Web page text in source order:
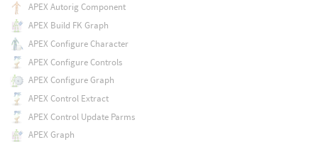
APEX Autorig Component
APEX Build FK Graph
APEX Configure Character
APEX Configure Controls
APEX Configure Graph
APEX Control Extract
APEX Control Update Parms
APEX Graph